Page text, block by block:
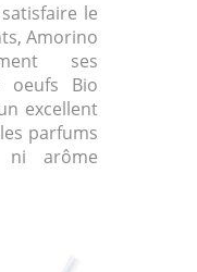
le
Amorino
ses
oeufs Bio
excellent
parfums
ni arôme